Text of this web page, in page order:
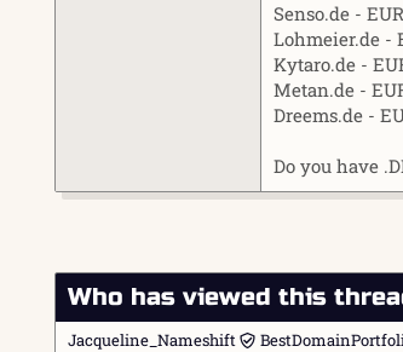
Senso.de -
Lohmeier.de -
Kytaro.de -
Metan.de -
Dreems.de -
Do you have
Who has viewed this
Jacqueline_Nameshift